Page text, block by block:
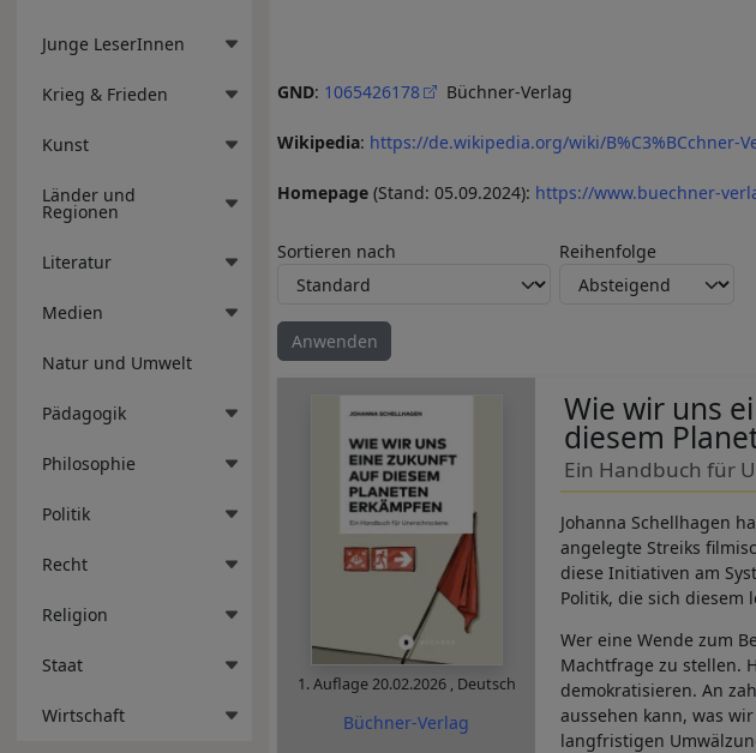
Junge LeserInnen
Krieg & Frieden
Kunst
Länder und
Regionen
Literatur
Medien
Natur und Umwelt
Pädagogik
Philosophie
Politik
Recht
Religion
Staat
Wirtschaft
GND: 1065426178 Büchner-Verlag
Wikipedia: https://de.wikipedia.org/wiki/B%C3%BCchner-
Homepage (Stand: 05.09.2024): https://www.buechner-
Sortieren nach Reihenfolge
1. Auflage20.02.2026 , Deutsch
Büchner-Verlag
Wie wir uns
diesem
Ein Handbuch für
Johanna Schellhagen
angelegte Streiks
diese Initiativen am
Politik, die sich diesem
Wer eine Wende zum
Machtfrage zu stellen.
demokratisieren. An
aussehen kann, was
langfristigen